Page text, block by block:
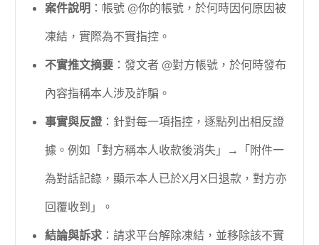
案件說明 ：帳號 @你的帳號，於何時因何原因被
凍結，實際為不實指控。
不實推文摘要 ：發文者 @對方帳號，於何時發布
內容指稱本人涉及詐騙。
事實與反證 ：針對每一項指控，逐點列出相反證
據。例如「對方稱本人收款後消失」→「附件一
為對話記錄，顯示本人已於X月X日退款，對方亦
回覆收到」。
結論與訴求 ：請求平台解除凍結，並移除該不實